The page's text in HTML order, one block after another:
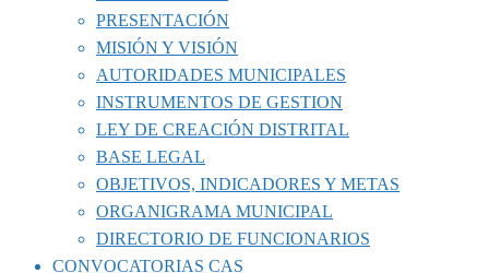
PRESENTACIÓN
MISIÓN Y VISIÓN
AUTORIDADES MUNICIPALES
INSTRUMENTOS DE GESTION
LEY DE CREACIÓN DISTRITAL
BASE LEGAL
OBJETIVOS, INDICADORES Y METAS
ORGANIGRAMA MUNICIPAL
DIRECTORIO DE FUNCIONARIOS
CONVOCATORIAS CAS